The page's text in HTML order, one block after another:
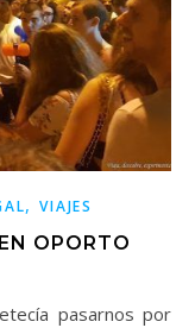
,VIAJES
OPORTO